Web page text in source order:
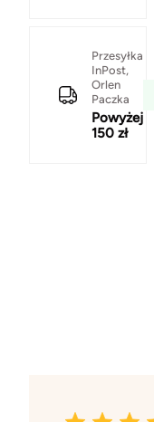
Przesyłka
InPost,
Orlen
Paczka
Powyżej
150 zł